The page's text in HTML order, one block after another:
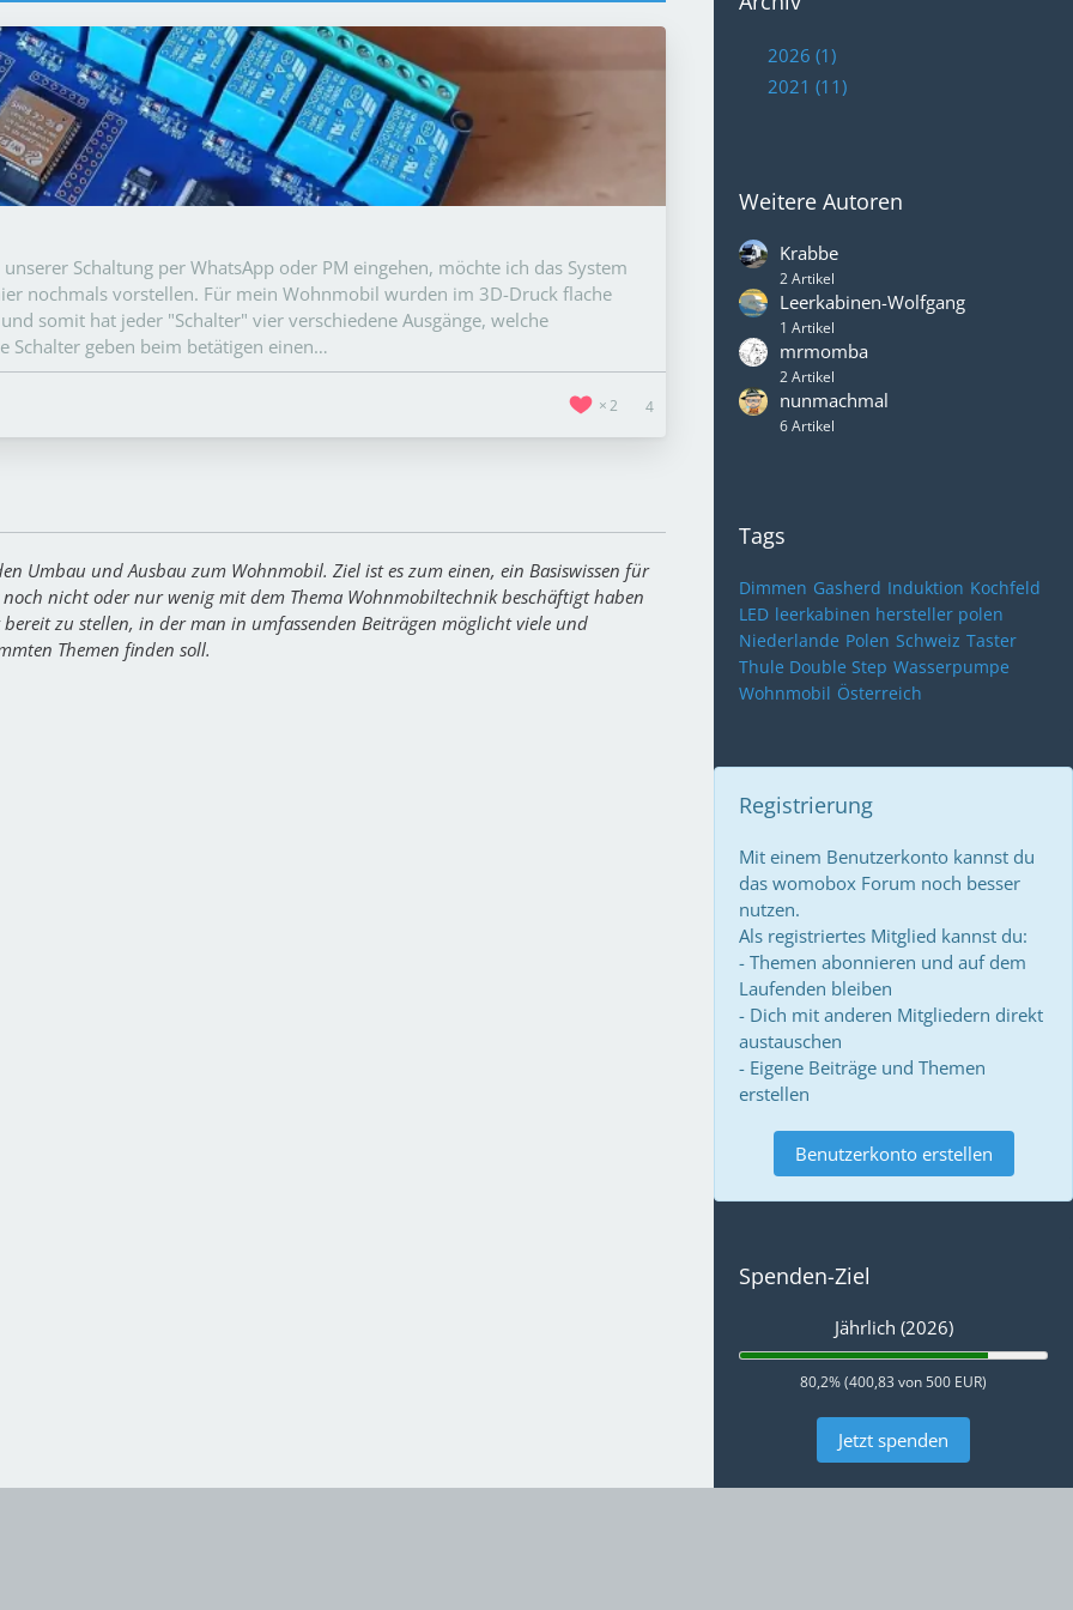
Schaltung per WhatsApp oder PM eingehen, möchte ich das System
nochmals vorstellen. Für mein Wohnmobil wurden im 3D-Druck flache
somit hat jeder "Schalter" vier verschiedene Ausgänge, welche
Schalter geben beim betätigen einen…
2 4
Umbau und Ausbau zum Wohnmobil. Ziel ist es zum einen, ein Basiswissen für
nicht oder nur wenig mit dem Thema Wohnmobiltechnik beschäftigt haben
zu stellen, in der man in umfassenden Beiträgen möglicht viele und
Themen finden soll.
2026 (1)
2021 (11)
Weitere Autoren
Krabbe
2 Artikel
Leerkabinen-Wolfgang
1 Artikel
mrmomba
2 Artikel
nunmachmal
6 Artikel
Tags
Dimmen Gasherd Induktion Kochfeld
LED leerkabinen hersteller polen
Niederlande Polen Schweiz Taster
Thule Double Step Wasserpumpe
Wohnmobil Österreich
Registrierung
Mit einem Benutzerkonto kannst du
das womobox Forum noch besser
nutzen.
Als registriertes Mitglied kannst du:
- Themen abonnieren und auf dem
Laufenden bleiben
- Dich mit anderen Mitgliedern direkt
austauschen
- Eigene Beiträge und Themen
erstellen
Benutzerkonto erstellen
Spenden-Ziel
Jährlich (2026)
80,2% (400,83 von 500 EUR)
Jetzt spenden